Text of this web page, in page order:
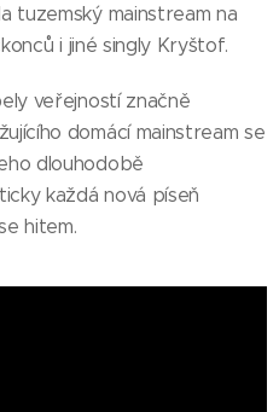
tuzemský mainstream na
i jiné singly Kryštof.
veřejností značně
domácí mainstream se
dlouhodobě
každá nová píseň
hitem.